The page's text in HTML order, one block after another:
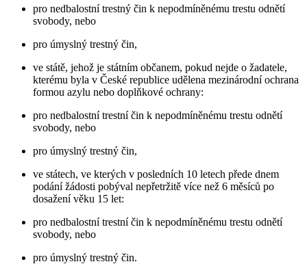
pro nedbalostní trestný čin k nepodmíněnému trestu odnětí
svobody, nebo
pro úmyslný trestný čin,
ve státě, jehož je státním občanem, pokud nejde o žadatele,
kterému byla v České republice udělena mezinárodní ochrana
formou azylu nebo doplňkové ochrany:
pro nedbalostní trestní čin k nepodmíněnému trestu odnětí
svobody, nebo
pro úmyslný trestný čin,
ve státech, ve kterých v posledních 10 letech přede dnem
podání žádosti pobýval nepřetržitě více než 6 měsíců po
dosažení věku 15 let:
pro nedbalostní trestní čin k nepodmíněnému trestu odnětí
svobody, nebo
pro úmyslný trestný čin.